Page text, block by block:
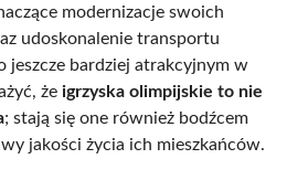
modernizacje swoich
udoskonalenie transportu
jeszcze bardziej atrakcyjnym w
że igrzyska olimpijskie to nie
; stają się one również bodźcem
jakości życia ich mieszkańców.